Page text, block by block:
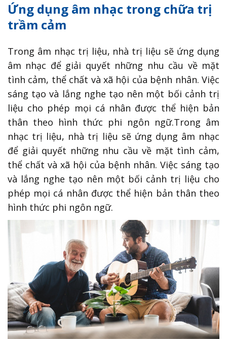
Ứng dụng âm nhạc trong chữa trị
trầm cảm
Trong âm nhạc trị liệu, nhà trị liệu sẽ ứng dụng
âm nhạc để giải quyết những nhu cầu về mặt
tình cảm, thể chất và xã hội của bệnh nhân. Việc
sáng tạo và lắng nghe tạo nên một bối cảnh trị
liệu cho phép mọi cá nhân được thể hiện bản
thân theo hình thức phi ngôn ngữ.Trong âm
nhạc trị liệu, nhà trị liệu sẽ ứng dụng âm nhạc
để giải quyết những nhu cầu về mặt tình cảm,
thể chất và xã hội của bệnh nhân. Việc sáng tạo
và lắng nghe tạo nên một bối cảnh trị liệu cho
phép mọi cá nhân được thể hiện bản thân theo
hình thức phi ngôn ngữ.